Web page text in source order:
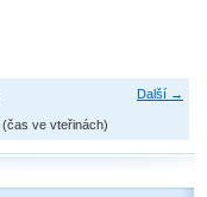
Další →
(čas ve vteřinách)